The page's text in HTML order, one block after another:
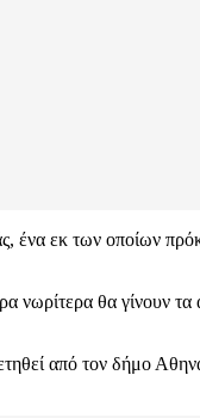
εκ των οποίων
νωρίτερα θα γίνουν
από τον δήμο